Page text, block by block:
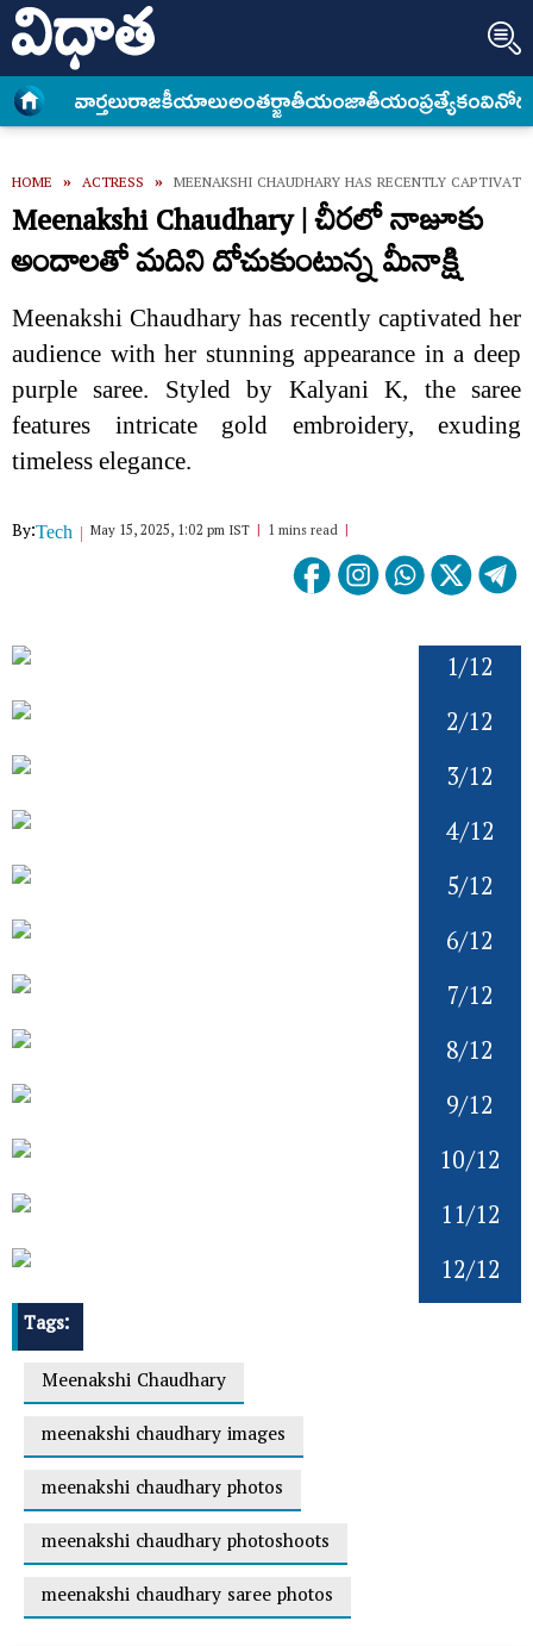
వార్త‌లురాజకీయాలుఅంత‌ర్జాతీయంజాతీయంప్రత్యేకం
HOME » ACTRESS » MEENAKSHI CHAUDHARY HAS RECENTLY
Meenakshi Chaudhary | చీరలో నాజూకు
అందాలతో మదిని దోచుకుంటున్న మీనాక్షి
Meenakshi Chaudhary has recently captivated her
audience with her stunning appearance in a deep
purple saree. Styled by Kalyani K, the saree
features intricate gold embroidery, exuding
timeless elegance.
By:Tech May 15, 2025, 1:02 pm IST 1 mins read
1/12
2/12
3/12
4/12
5/12
6/12
7/12
8/12
9/12
10/12
11/12
12/12
Tags:
Meenakshi Chaudhary
meenakshi chaudhary images
meenakshi chaudhary photos
meenakshi chaudhary photoshoots
meenakshi chaudhary saree photos